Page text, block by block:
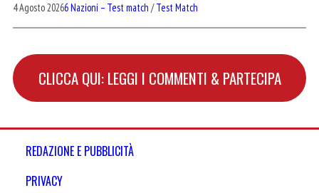
4 Agosto 20266 Nazioni – Test match /Test Match
CLICCA QUI: LEGGI I COMMENTI & PARTECIPA
REDAZIONE E PUBBLICITÀ
PRIVACY